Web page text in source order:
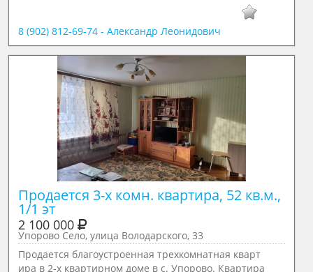
8 (902) 812-69-74 - Александр Леонидович
Продается 3-х комн. квартира, 52 кв.м.,
1/1 эт
2 100 000
Упорово Село, улица Володарского, 33
Продается благоустроенная трехкомнатная кварт
ира в 2-х квартирном доме в с. Упорово. Квартира